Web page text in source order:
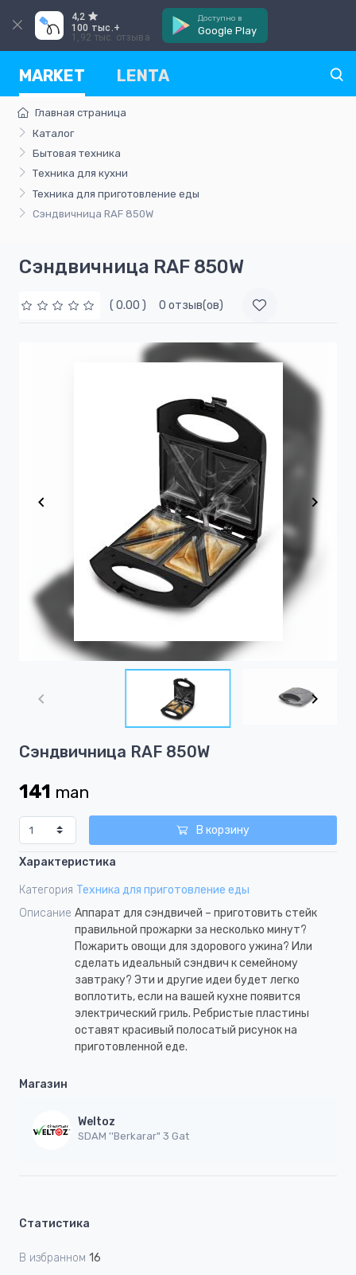
4,2
100 тыс.+
1,92 тыс. отзыва
Доступно в
Google Play
MARKET LENTA
Главная страница
Каталог
Бытовая техника
Техника для кухни
Teхника для приготовление еды
Сэндвичница RAF 850W
Сэндвичница RAF 850W
( 0.00 ) 0 отзыв(ов)
1
3
Сэндвичница RAF 850W
141 man
В корзину
Характеристика
Категория Teхника для приготовление еды
Описание Аппарат для сэндвичей – приготовить стейк
правильной прожарки за несколько минут?
Пожарить овощи для здорового ужина? Или
сделать идеальный сэндвич к семейному
завтраку? Эти и другие идеи будет легко
воплотить, если на вашей кухне появится
электрический гриль. Ребристые пластины
оставят красивый полосатый рисунок на
приготовленной еде.
Магазин
Weltoz
SDAM ''Berkarar" 3 Gat
Статистика
В избранном 16